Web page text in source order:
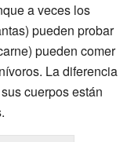
a veces los
pueden probar
pueden comer
La diferencia
cuerpos están